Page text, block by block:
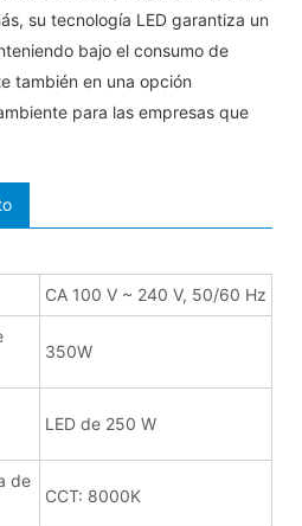
su tecnología LED garantiza un
bajo el consumo de
también en una opción
para las empresas que
CA 100 V ~ 240 V, 50/60 Hz
350W
LED de 250 W
de
CCT: 8000K